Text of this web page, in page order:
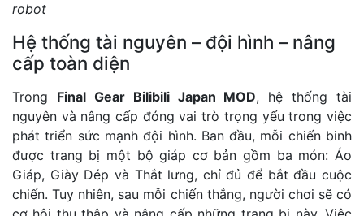
robot
Hệ thống tài nguyên – đội hình – nâng
cấp toàn diện
Trong Final Gear Bilibili Japan MOD, hệ thống tài
nguyên và nâng cấp đóng vai trò trọng yếu trong việc
phát triển sức mạnh đội hình. Ban đầu, mỗi chiến binh
được trang bị một bộ giáp cơ bản gồm ba món: Áo
Giáp, Giày Dép và Thắt lưng, chỉ đủ để bắt đầu cuộc
chiến. Tuy nhiên, sau mỗi chiến thắng, người chơi sẽ có